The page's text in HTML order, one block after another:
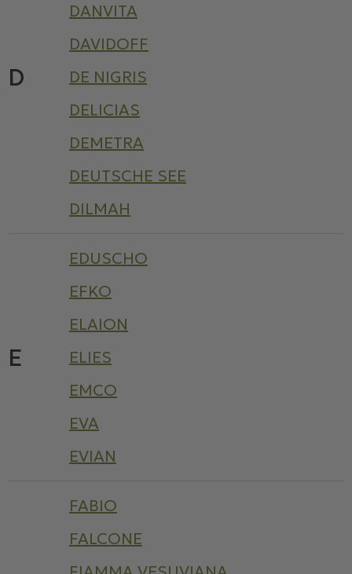
D
DANVITA
DAVIDOFF
DE NIGRIS
DELICIAS
DEMETRA
DEUTSCHE SEE
DILMAH
E
EDUSCHO
EFKO
ELAION
ELIES
EMCO
EVA
EVIAN
FABIO
FALCONE